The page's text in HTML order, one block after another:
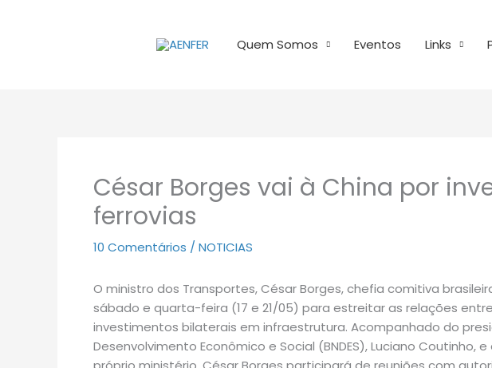
Quem Somos Eventos Links
César Borges vai à China por
ferrovias
10 Comentários / NOTICIAS
O ministro dos Transportes, César Borges, chefia comitiva
sábado e quarta-feira (17 e 21/05) para estreitar as relações
investimentos bilaterais em infraestrutura. Acompanhado do
Desenvolvimento Econômico e Social (BNDES), Luciano Coutinho,